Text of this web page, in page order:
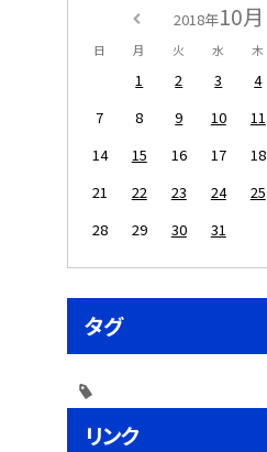
2018年10月
日 月 火 水 木
1 2 3 4
7
8 9 10 11
14
15 16 17 18
21
22 23 24 25
28
29 30 31
タグ
リンク